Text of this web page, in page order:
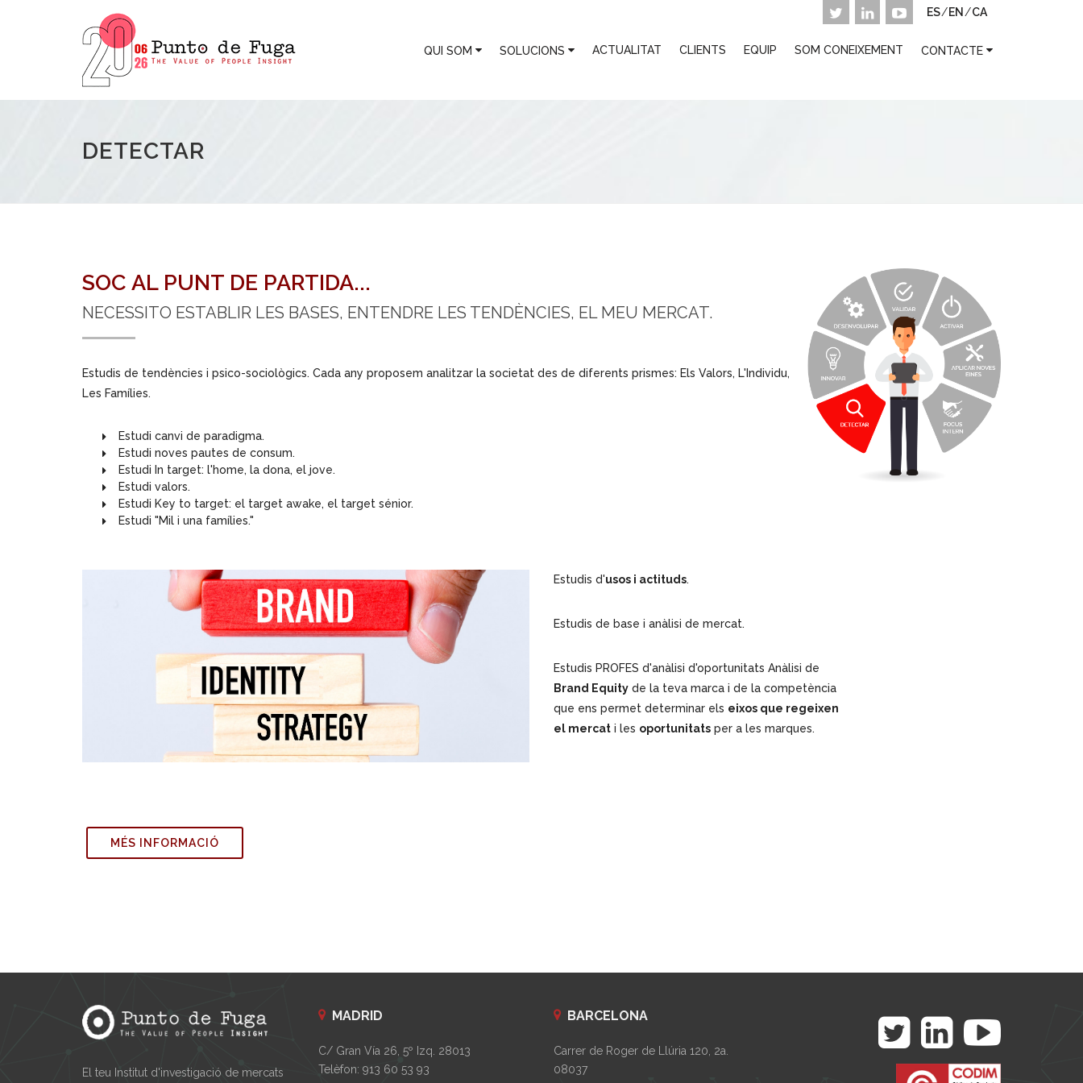
ES/EN /CA
QUI SOM SOLUCIONS ACTUALITAT CLIENTS EQUIP SOM CONEIXEMENT CONTACTE
DETECTAR
SOC AL PUNT DE PARTIDA...
NECESSITO ESTABLIR LES BASES, ENTENDRE LES TENDÈNCIES, EL MEU MERCAT.
Estudis de tendències i psico-sociològics. Cada any proposem analitzar la societat des de diferents prismes: Els Valors, L'Individu,
Les Famílies.
Estudi canvi de paradigma.
Estudi noves pautes de consum.
Estudi In target: l'home, la dona, el jove.
Estudi valors.
Estudi Key to target: el target awake, el target sénior.
Estudi "Mil i una famílies."
Estudis d'usos i actituds.
Estudis de base i anàlisi de mercat.
Estudis PROFES d'anàlisi d'oportunitats Anàlisi de
Brand Equity de la teva marca i de la competència
que ens permet determinar els eixos que regeixen
el mercat i les oportunitats per a les marques.
MÉS INFORMACIÓ
El teu Institut d'investigació de mercats
MADRID
C/ Gran Vía 26, 5º Izq. 28013
Telèfon: 913 60 53 93
BARCELONA
Carrer de Roger de Llúria 120, 2a.
08037